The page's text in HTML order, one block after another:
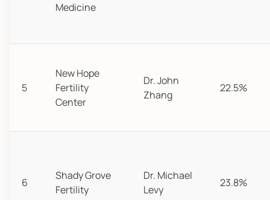
Medicine
5
New Hope
Fertility
Center
Dr. John
Zhang
22.5%
6
Shady Grove
Fertility
Dr. Michael
Levy
23.8%